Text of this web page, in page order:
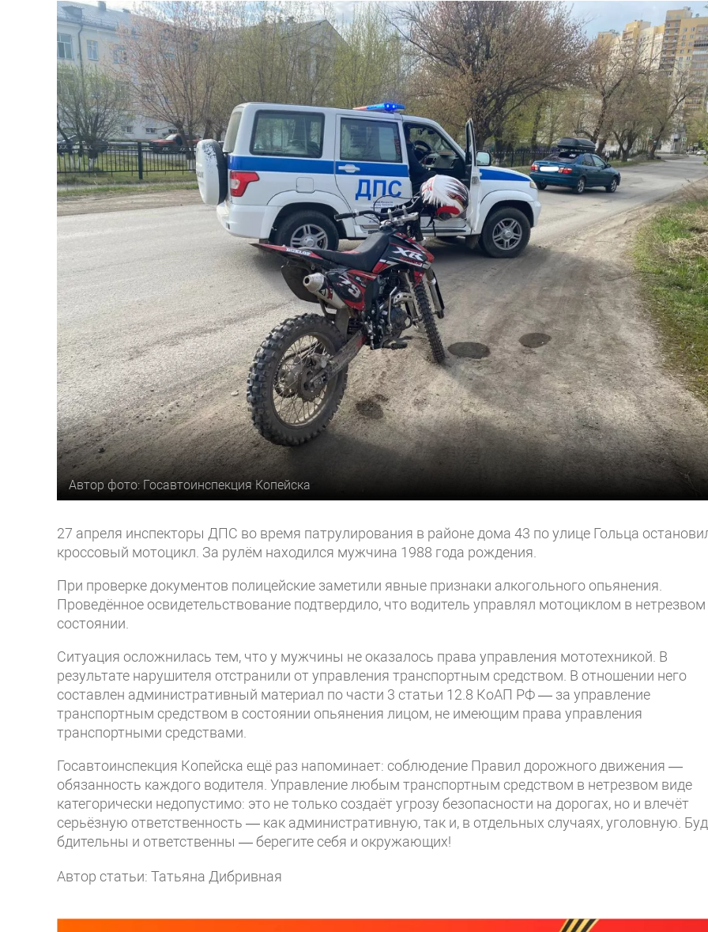
Автор фото: Госавтоинспекция Копейска
27 апреля инспекторы ДПС во время патрулирования в районе дома 43 по улице Гольца
кроссовый мотоцикл. За рулём находился мужчина 1988 года рождения.
При проверке документов полицейские заметили явные признаки алкогольного опьянения.
Проведённое освидетельствование подтвердило, что водитель управлял мотоциклом в нетрезвом
состоянии.
Ситуация осложнилась тем, что у мужчины не оказалось права управления мототехникой. В
результате нарушителя отстранили от управления транспортным средством. В отношении него
составлен административный материал по части 3 статьи 12.8 КоАП РФ — за управление
транспортным средством в состоянии опьянения лицом, не имеющим права управления
транспортными средствами.
Госавтоинспекция Копейска ещё раз напоминает: соблюдение Правил дорожного движения —
обязанность каждого водителя. Управление любым транспортным средством в нетрезвом виде
категорически недопустимо: это не только создаёт угрозу безопасности на дорогах, но и влечёт
серьёзную ответственность — как административную, так и, в отдельных случаях, уголовную.
бдительны и ответственны — берегите себя и окружающих!
Автор статьи: Татьяна Дибривная